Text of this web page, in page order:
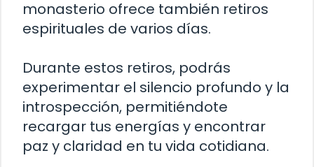
monasterio ofrece también retiros
espirituales de varios días.
Durante estos retiros, podrás
experimentar el silencio profundo y la
introspección, permitiéndote
recargar tus energías y encontrar
paz y claridad en tu vida cotidiana.